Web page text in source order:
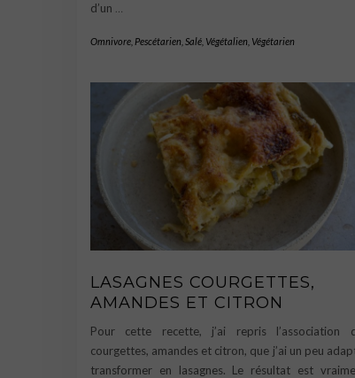
d’un …
Omnivore Pescétarien Salé Végétalien Végétarien
LASAGNES COURGETTES,
AMANDES ET CITRON
Pour cette recette, j’ai repris l’association
courgettes, amandes et citron, que j’ai un peu
transformer en lasagnes. Le résultat est